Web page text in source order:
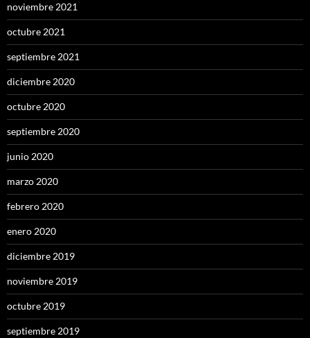
noviembre 2021
octubre 2021
septiembre 2021
diciembre 2020
octubre 2020
septiembre 2020
junio 2020
marzo 2020
febrero 2020
enero 2020
diciembre 2019
noviembre 2019
octubre 2019
septiembre 2019